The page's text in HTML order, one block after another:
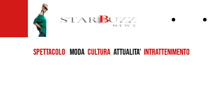
SPETTACOLO MODA CULTURA ATTUALITA' INTRATTENIMENTO